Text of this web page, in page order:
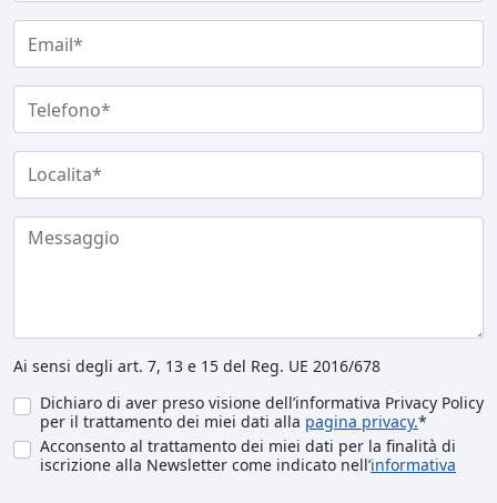
Ai sensi degli art. 7, 13 e 15 del Reg. UE 2016/678
Dichiaro di aver preso visione dell’informativa Privacy Policy
per il trattamento dei miei dati alla pagina privacy.*
Acconsento al trattamento dei miei dati per la finalità di
iscrizione alla Newsletter come indicato nell’informativa